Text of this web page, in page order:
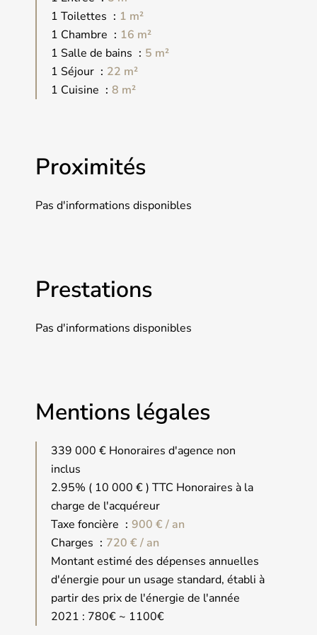
1 Toilettes
1 m²
1 Chambre
16 m²
1 Salle de bains
5 m²
1 Séjour
22 m²
1 Cuisine
8 m²
Proximités
Pas d'informations disponibles
Prestations
Pas d'informations disponibles
Mentions légales
339 000 € Honoraires d'agence non
inclus
2.95% ( 10 000 € ) TTC Honoraires à la
charge de l'acquéreur
Taxe foncière
900 € / an
Charges
720 € / an
Montant estimé des dépenses annuelles
d'énergie pour un usage standard, établi à
partir des prix de l'énergie de l'année
2021 : 780€ ~ 1100€